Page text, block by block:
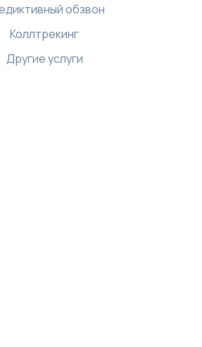
обзвон
Коллтрекинг
Другие услуги